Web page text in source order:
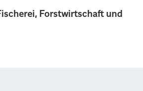
Forstwirtschaft und